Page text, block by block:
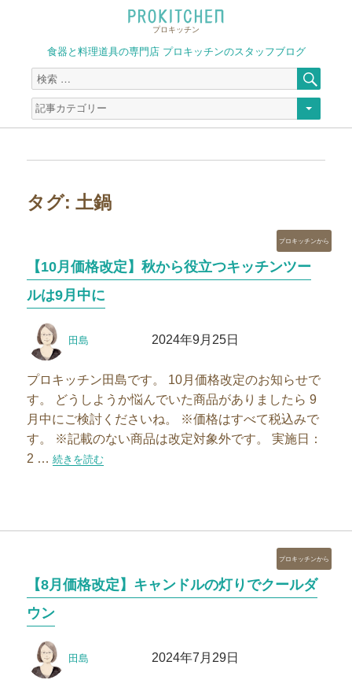
プロキッチン
食器と料理道具の専門店 プロキッチンのスタッフブログ
検
索
対
象:
索
タグ:土鍋
【10月価格改定】秋から役立つキッチンツー
ルは9月中に
稿
田島 2024年9月25日
カ
テ
ゴ
プロキッチンから
プロキッチン田島です。 10月価格改定のお知らせで
す。 どうしようか悩んでいた商品がありましたら 9
月中にご検討くださいね。 ※価格はすべて税込みで
す。 ※記載のない商品は改定対象外です。 実施日：
2 …“【10月価格改定】秋から役立つキッチンツールは9月中に”の
続きを読む
【8月価格改定】キャンドルの灯りでクールダ
ウン
稿
田島 2024年7月29日
カ
テ
ゴ
プロキッチンから